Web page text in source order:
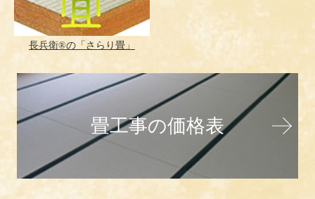
長兵衛®の「さらり畳」
畳工事の価格表